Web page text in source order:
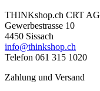
THINKshop.ch CRT AG
Gewerbestrasse 10
4450 Sissach
info@thinkshop.ch
Telefon 061 315 1020
Zahlung und Versand